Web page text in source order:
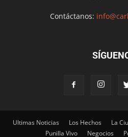
Contáctanos:
Ultimas Noticias Los Hechos La
Punilla Vivo
Negocios